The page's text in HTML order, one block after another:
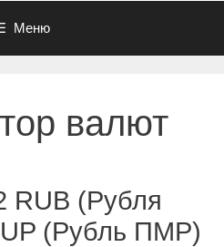
Меню
валют
RUB (Рубля
(Рубль ПМР)